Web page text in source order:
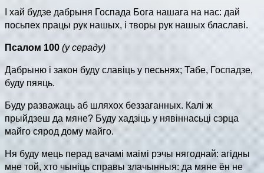
І хай будзе дабрыня Госпада Бога нашага на нас: дай
посьпех працы рук нашых, і творы рук нашых блаславі.
Псалом 100 (у сераду)
Дабрыню i закон буду славіць у песьнях; Табе, Госпадзе,
буду пяяць.
Буду разважаць аб шляхох беззаганных. Калі ж
прыйдзеш да мяне? Буду хадзіць у нявіннасьці сэрца
майго сярод дому майго.
Ня буду мець перад вачамі маімі рэчы нягоднай: агідны
мне той, хто чыніць справы злачынныя: да мяне ён не